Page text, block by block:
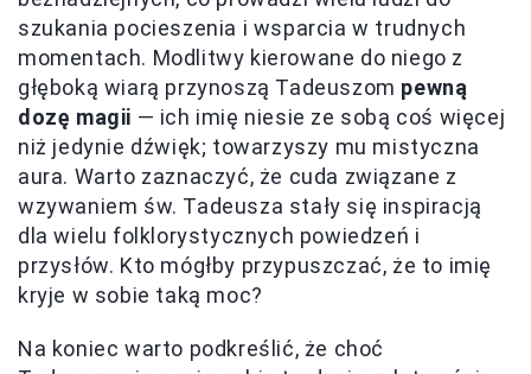
szukania pocieszenia i wsparcia w trudnych
momentach. Modlitwy kierowane do niego z
głęboką wiarą przynoszą Tadeuszom pewną
dozę magii — ich imię niesie ze sobą coś więcej
niż jedynie dźwięk; towarzyszy mu mistyczna
aura. Warto zaznaczyć, że cuda związane z
wzywaniem św. Tadeusza stały się inspiracją
dla wielu folklorystycznych powiedzeń i
przysłów. Kto mógłby przypuszczać, że to imię
kryje w sobie taką moc?
Na koniec warto podkreślić, że choć